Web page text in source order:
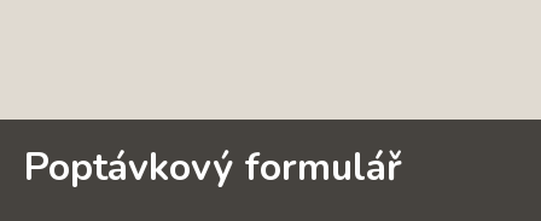
Poptávkový formulář